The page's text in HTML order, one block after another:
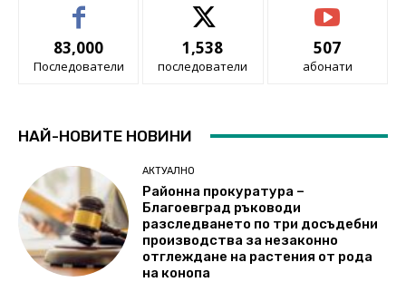
83,000
Последователи
1,538
последователи
507
абонати
НАЙ-НОВИТЕ НОВИНИ
АКТУАЛНО
Районна прокуратура –
Благоевград ръководи
разследването по три досъдебни
производства за незаконно
отглеждане на растения от рода
на конопа